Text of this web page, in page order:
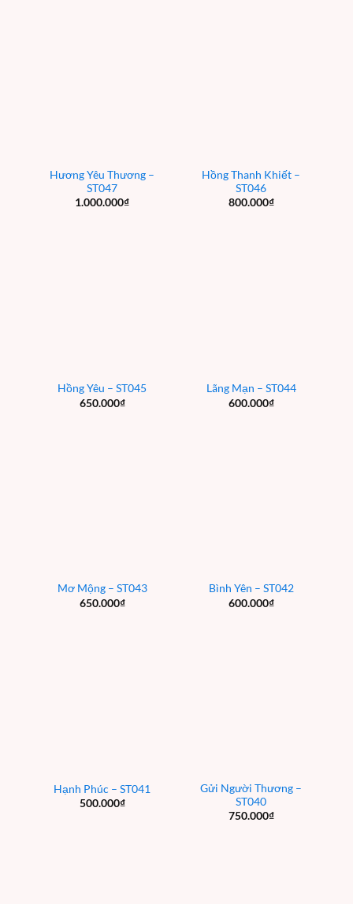
Hương Yêu Thương –
ST047
1.000.000₫
Hồng Thanh Khiết –
ST046
800.000₫
Hồng Yêu – ST045
650.000₫
Lãng Mạn – ST044
600.000₫
Mơ Mộng – ST043
650.000₫
Bình Yên – ST042
600.000₫
Hạnh Phúc – ST041
500.000₫
Gửi Người Thương –
ST040
750.000₫